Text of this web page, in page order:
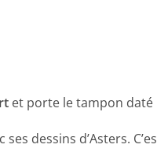
et porte le tampon daté
dessins d’Asters.